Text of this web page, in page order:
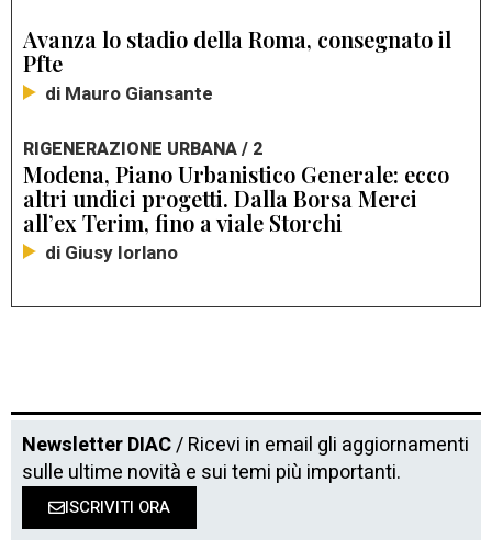
Avanza lo stadio della Roma, consegnato il
Pfte
di Mauro Giansante
RIGENERAZIONE URBANA / 2
Modena, Piano Urbanistico Generale: ecco
altri undici progetti. Dalla Borsa Merci
all’ex Terim, fino a viale Storchi
di Giusy Iorlano
Newsletter DIAC/ Ricevi in email gli aggiornamenti
sulle ultime novità e sui temi più importanti.
ISCRIVITI ORA